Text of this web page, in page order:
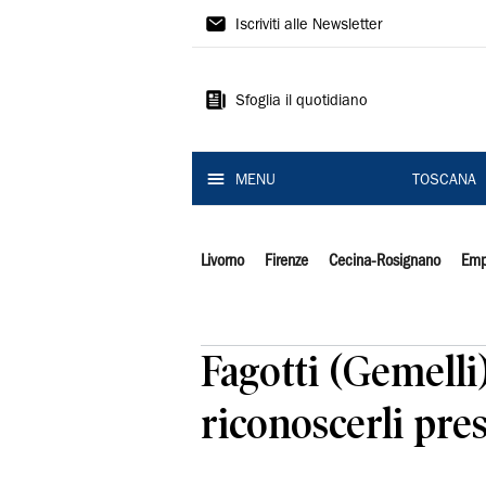
Il
Iscriviti alle Newsletter
Sfoglia il quotidiano
MENU TOSCANA
Livorno Firenze Cecina-Rosignano
Fagotti
riconoscerli